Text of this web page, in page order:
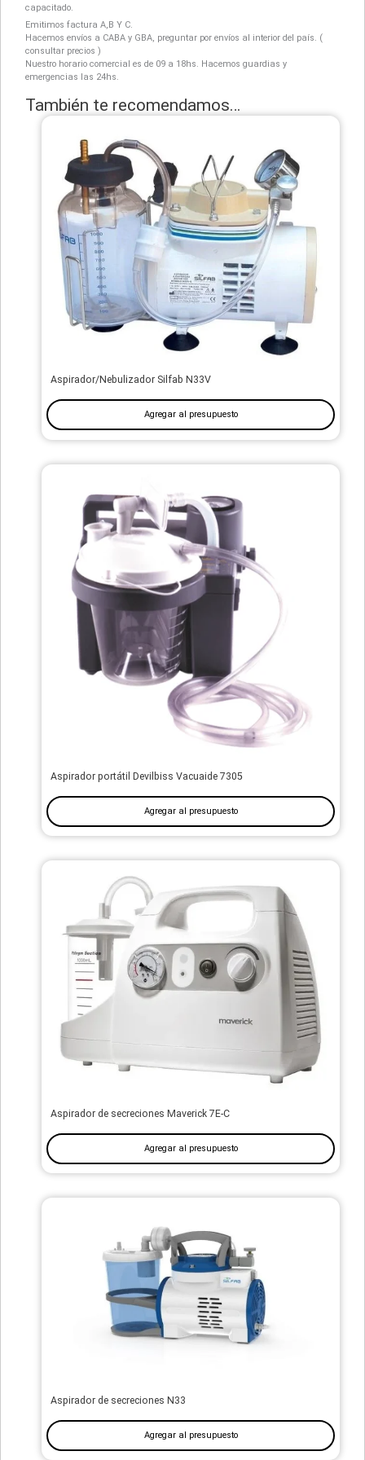
capacitado.
Emitimos factura A,B Y C.
Hacemos envíos a CABA y GBA, preguntar por envíos al interior del país. (
consultar precios )
Nuestro horario comercial es de 09 a 18hs. Hacemos guardias y
emergencias las 24hs.
También te recomendamos…
Aspirador/Nebulizador Silfab N33V
Agregar al presupuesto
Aspirador portátil Devilbiss Vacuaide 7305
Agregar al presupuesto
Aspirador de secreciones Maverick 7E-C
Agregar al presupuesto
Aspirador de secreciones N33
Agregar al presupuesto